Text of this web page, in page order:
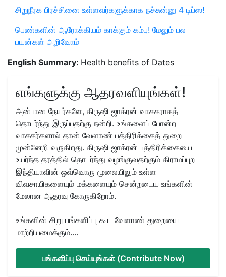
சிறுநீரக பிரச்சினை உள்ளவர்களுக்காக நச்சுன்னு 4 டிப்ஸ!
பெண்களின் ஆரோக்கியம் காக்கும் கம்பு! மேலும் பல
பயன்கள் அறிவோம்
English Summary: Health benefits of Dates
எங்களுக்கு ஆதரவளியுங்கள்!
அன்பான நேயர்களே, கிருஷி ஜாக்ரன் வாசகராகத்
தொடர்ந்து இருப்பதற்கு நன்றி. உங்களைப் போன்ற
வாசகர்களால் தான் வேளாண் பத்திரிக்கைத் துறை
முன்னேறி வருகிறது. கிருஷி ஜாக்ரன் பத்திரிக்கையை
உயர்ந்த தரத்தில் தொடர்ந்து வழங்குவதற்கும் கிராமப்புற
இந்தியாவின் ஒவ்வொரு மூலையிலும் உள்ள
விவசாயிகளையும் மக்களையும் சென்றடைய உங்களின்
மேலான ஆதரவு கோருகிறோம்.
உங்களின் சிறு பங்களிப்பு கூட வேளாண் துறையை
மாற்றியமைக்கும்....
பங்களிப்பு செய்யுங்கள் (Contribute Now)